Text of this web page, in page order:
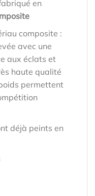
en
composite :
avec une
aux éclats et
haute qualité
permettent
déjà peints en